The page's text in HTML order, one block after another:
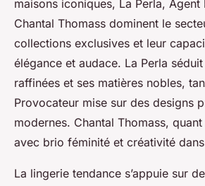
maisons iconiques, La Perla,
Chantal Thomass dominent le
collections exclusives et leur
élégance et audace. La Perla
raffinées et ses matières nobles,
Provocateur mise sur des designs
modernes. Chantal Thomass,
avec brio féminité et créativité
La lingerie tendance s’appuie sur